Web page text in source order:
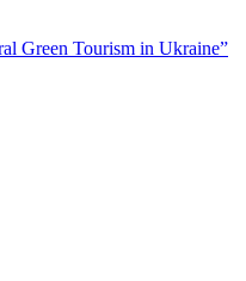
Green Tourism in Ukraine”